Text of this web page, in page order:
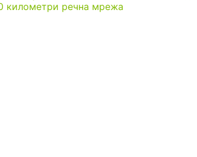
километри речна мрежа